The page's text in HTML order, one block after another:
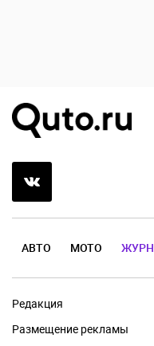
АВТО МОТО
Редакция
Размещение рекламы